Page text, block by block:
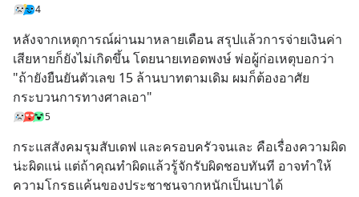
4
หลังจากเหตุการณ์ผ่านมาหลายเดือน สรุปแล้วการจ่ายเงินค่า
เสียหายก็ยังไม่เกิดขึ้น โดยนายเทอดพงษ์ พ่อผู้ก่อเหตุบอกว่า
"ถ้ายังยืนยันตัวเลข 15 ล้านบาทตามเดิม ผมก็ต้องอาศัย
กระบวนการทางศาลเอา"
5
กระแสสังคมรุมสับเดฟ และครอบครัวจนเละ คือเรื่องความผิด
น่ะผิดแน่ แต่ถ้าคุณทำผิดแล้วรู้จักรับผิดชอบทันที อาจทำให้
ความโกรธแค้นของประชาชนจากหนักเป็นเบาได้